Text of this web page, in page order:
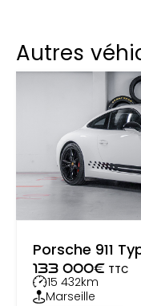
Autres
Porsche 911
133 000€ TTC
15 432km
Marseille